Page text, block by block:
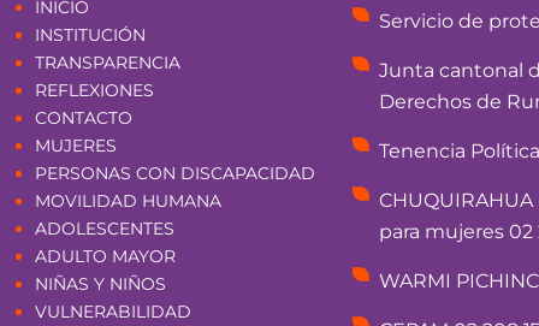
INICIO
INSTITUCIÓN
TRANSPARENCIA
REFLEXIONES
CONTACTO
MUJERES
PERSONAS CON DISCAPACIDAD
MOVILIDAD HUMANA
ADOLESCENTES
ADULTO MAYOR
NIÑAS Y NIÑOS
VULNERABILIDAD
Servicio de
Junta cantonal
Derechos de
Tenencia
para mujeres 02
WARMI